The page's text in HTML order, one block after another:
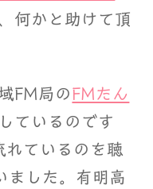
何かと助けて頂
FM局のFMたん
ているのです
れているのを聴
ました。有明高